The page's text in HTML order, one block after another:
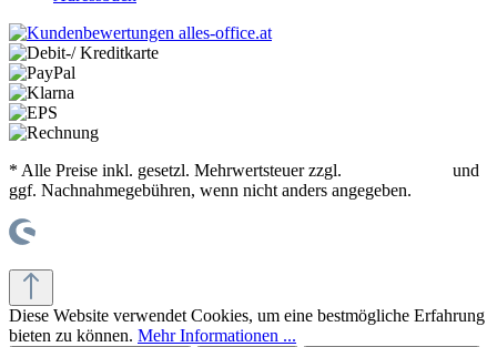
* Alle Preise inkl. gesetzl. Mehrwertsteuer zzgl.
und
ggf. Nachnahmegebühren, wenn nicht anders angegeben.
Diese Website verwendet Cookies, um eine bestmögliche Erfahrung
bieten zu können. Mehr Informationen ...